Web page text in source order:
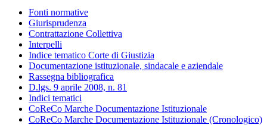
Fonti normative
Giurisprudenza
Contrattazione Collettiva
Interpelli
Indice tematico Corte di Giustizia
Documentazione istituzionale, sindacale e aziendale
Rassegna bibliografica
D.lgs. 9 aprile 2008, n. 81
Indici tematici
CoReCo Marche Documentazione Istituzionale
CoReCo Marche Documentazione Istituzionale (Cronologico)